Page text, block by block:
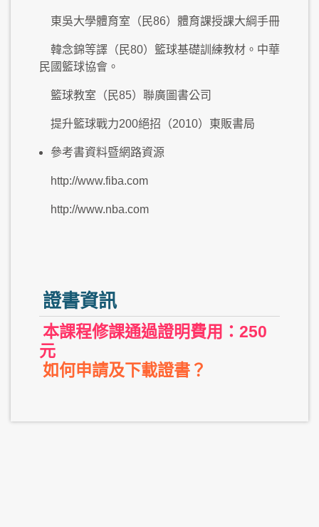
東吳大學體育室（民86）體育課授課大綱手冊
韓念錦等譯（民80）籃球基礎訓練教材。中華
民國籃球協會。
籃球教室（民85）聯廣圖書公司
提升籃球戰力200絕招（2010）東販書局
參考書資料暨網路資源
http://www.fiba.com
http://www.nba.com
證書資訊
本課程修課通過證明費用：250
元
如何申請及下載證書？